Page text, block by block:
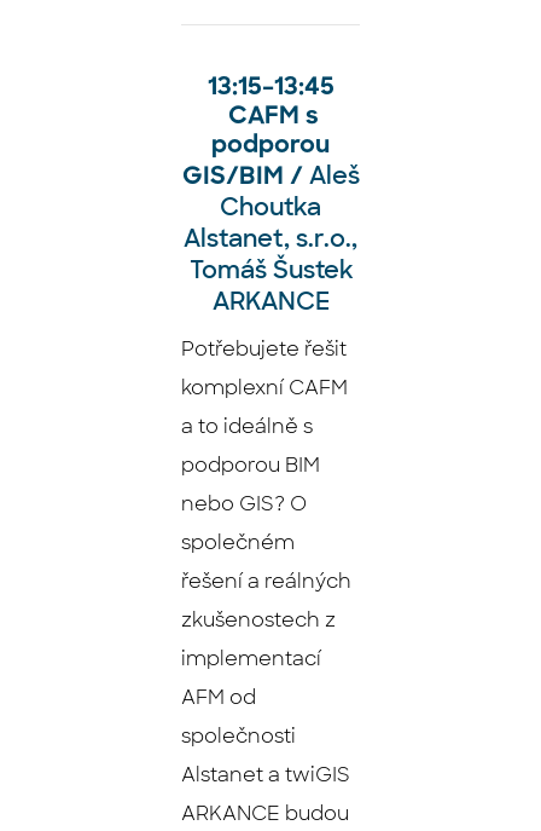
13:15–⁠⁠⁠⁠⁠13:45
CAFM s
podporou
GIS/BIM / Aleš
Choutka
Alstanet, s.r.o.,
Tomáš Šustek
ARKANCE
Potřebujete řešit
komplexní CAFM
a to ideálně s
podporou BIM
nebo GIS? O
společném
řešení a reálných
zkušenostech z
implementací
AFM od
společnosti
Alstanet a twiGIS
ARKANCE budou